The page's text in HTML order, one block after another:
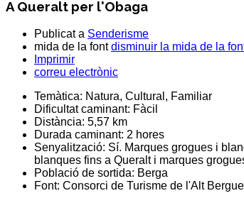
A Queralt per l'Obaga
Publicat a Senderisme
mida de la font disminuir la mida de la
Imprimir
correu electrònic
Temàtica: Natura, Cultural, Familiar
Dificultat caminant: Fàcil
Distància: 5,57 km
Durada caminant: 2 hores
Senyalització: Sí. Marques grogues i
blanques fins a Queralt i marques
Població de sortida: Berga
Font: Consorci de Turisme de l'Alt